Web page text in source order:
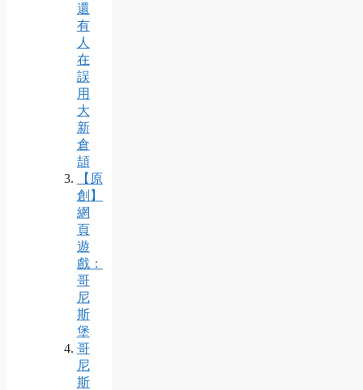
還
有
人
在
誤
用
大
新
倉
頡
【原
創】
網
頁
遊
戲：
哥
尼
斯
堡
哥
尼
斯